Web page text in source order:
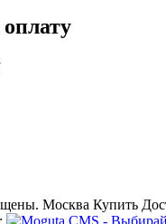
Москва Купить